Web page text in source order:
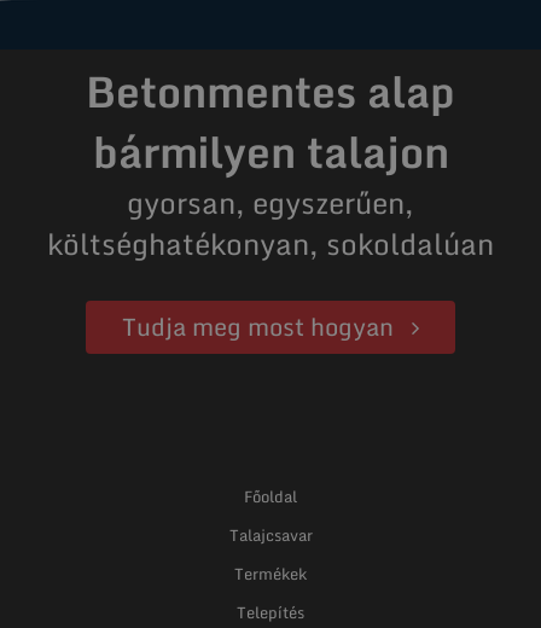
Betonmentes alap
bármilyen talajon
gyorsan, egyszerűen,
költséghatékonyan, sokoldalúan
Tudja meg most hogyan
Főoldal
Talajcsavar
Termékek
Telepítés